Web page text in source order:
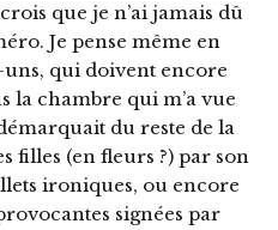
que je n’ai jamais dû
Je pense même en
qui doivent encore
la chambre qui m’a vue
du reste de la
filles (en fleurs ?) par son
ironiques, ou encore
signées par